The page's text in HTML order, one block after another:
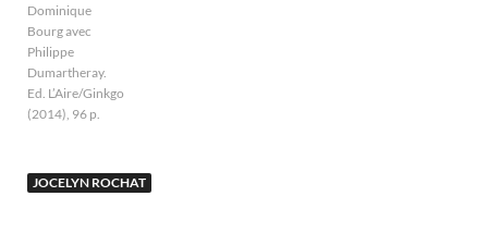
Dominique
Bourg avec
Philippe
Dumartheray.
Ed. L’Aire/Ginkgo
(2014), 96 p.
JOCELYN ROCHAT